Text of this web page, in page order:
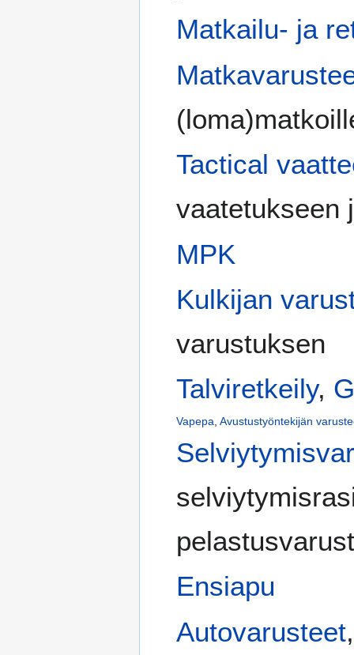
Matkailu- ja
Tactical
vaatetukseen
MPK
Kulkijan
varustuksen
Talviretkeily,
Vapepa ,Avustustyöntekijän
Ensiapu
Autovarusteet